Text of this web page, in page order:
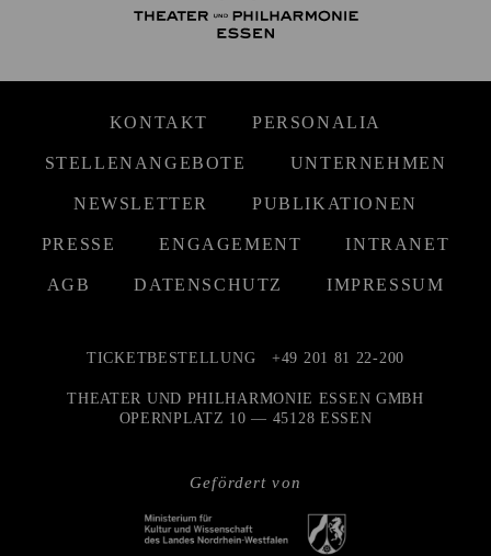
KONTAKT PERSONALIA
STELLENANGEBOTE UNTERNEHMEN
NEWSLETTER PUBLIKATIONEN
PRESSE ENGAGEMENT INTRANET
AGB DATENSCHUTZ IMPRESSUM
Gefördert von
TICKETBESTELLUNG +49 201 81 22-200
THEATER UND PHILHARMONIE ESSEN GMBH
OPERNPLATZ 10 — 45128 ESSEN